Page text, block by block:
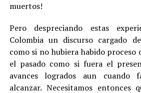
muertos!
Pero despreciando estas
Colombia un discurso cargado
como si no hubiera habido proceso
el pasado como si fuera el
avances logrados aun
alcanzar. Necesitamos entonces